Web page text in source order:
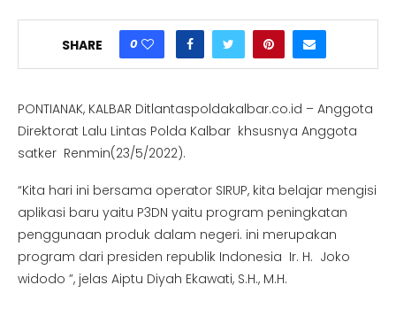
SHARE 0
PONTIANAK, KALBAR Ditlantaspoldakalbar.co.id – Anggota
Direktorat Lalu Lintas Polda Kalbar khsusnya Anggota
satker Renmin(23/5/2022).
“Kita hari ini bersama operator SIRUP, kita belajar mengisi
aplikasi baru yaitu P3DN yaitu program peningkatan
penggunaan produk dalam negeri. ini merupakan
program dari presiden republik Indonesia Ir. H. Joko
widodo ”, jelas Aiptu Diyah Ekawati, S.H., M.H.